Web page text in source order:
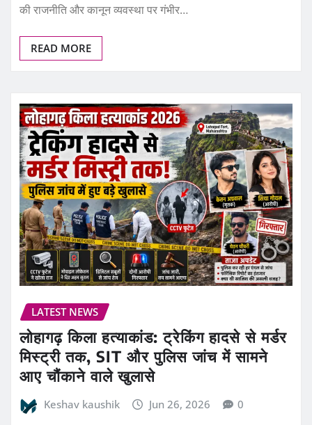
की राजनीति और कानून व्यवस्था पर गंभीर…
READ MORE
LATEST NEWS
लोहागढ़ किला हत्याकांड: ट्रेकिंग हादसे से मर्डर
मिस्ट्री तक, SIT और पुलिस जांच में सामने
आए चौंकाने वाले खुलासे
Keshav kaushik Jun 26, 2026 0